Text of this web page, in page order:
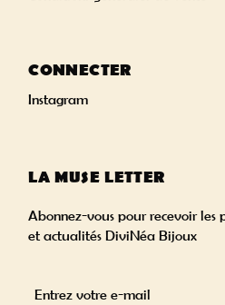
CONNECTER
Instagram
LA MUSE LETTER
Abonnez-vous pour recevoir les
et actualités DiviNéa Bijoux